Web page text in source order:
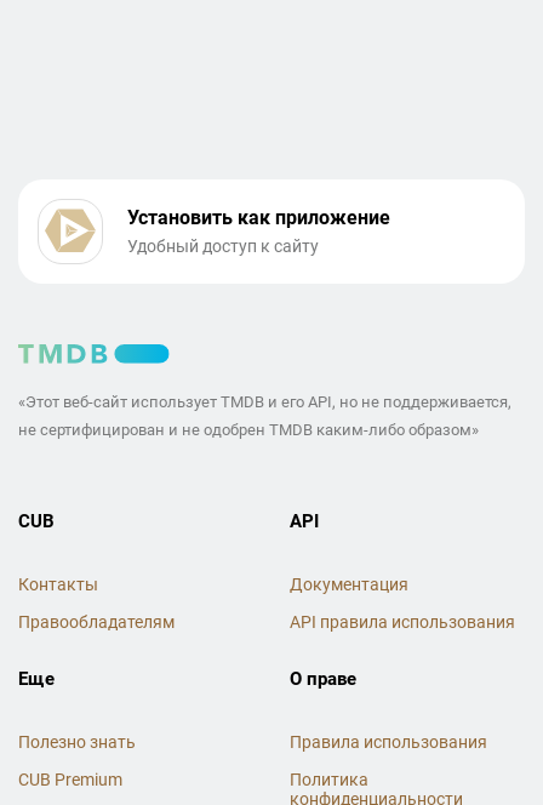
Установить как приложение
Удобный доступ к сайту
«Этот веб-сайт использует TMDB и его API, но не поддерживается,
не сертифицирован и не одобрен TMDB каким-либо образом»
CUB
Контакты
Правообладателям
API
Документация
API правила использования
Еще
Полезно знать
CUB Premium
О праве
Правила использования
Политика
конфиденциальности